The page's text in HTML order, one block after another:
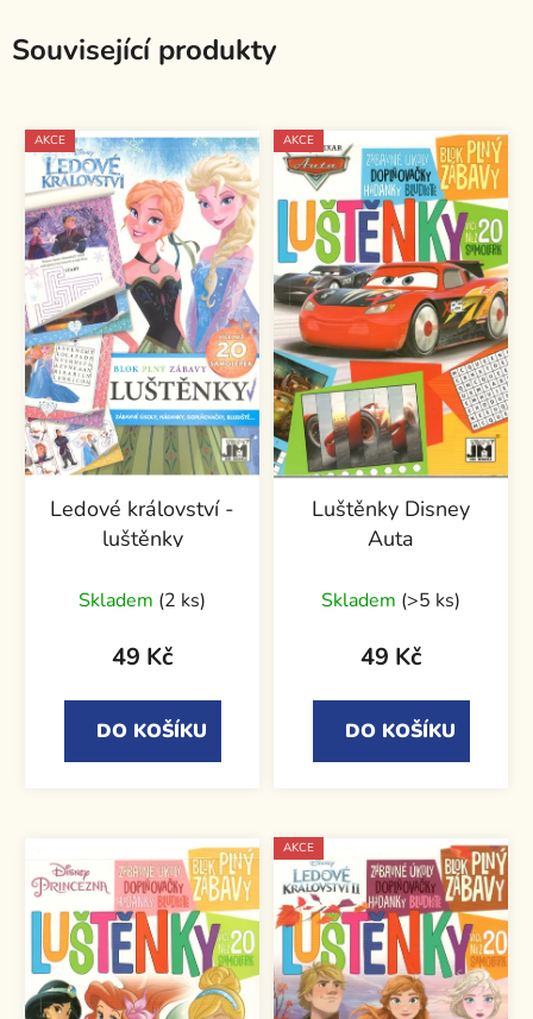
Související produkty
AKCE
Ledové království -
luštěnky
Skladem (2 ks)
49 Kč
DO KOŠÍKU
AKCE
Luštěnky Disney
Auta
Skladem (>5 ks)
49 Kč
DO KOŠÍKU
AKCE